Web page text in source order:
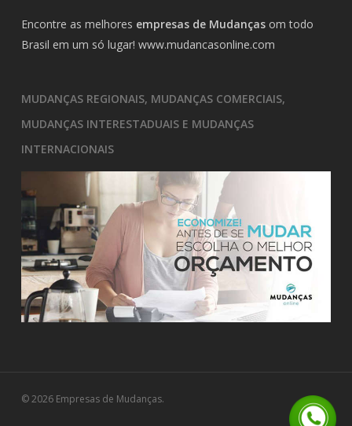
Encontre as melhores empresas de Mudançasom todo
Brasil em um só lugar! www.mudancasonline.com
MUDANÇAS REGIONAIS, MUDANÇAS COMERCIAIS,
MUDANÇAS INTERESTADUAIS E MUDANÇAS
INTERNACIONAIS
© 2026 Empresas de Mudanças.